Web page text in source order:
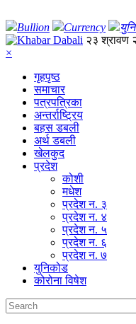
Bullion Currency
२३ श्रावण
×
गृहपृष्‍ठ
समाचार
पत्रपत्रिका
अन्तर्राष्ट्रिय
बहस डबली
अर्थ डबली
खेलकुद
प्रदेश
कोशी
मधेश
प्रदेश न. ३
प्रदेश न. ४
प्रदेश न. ५
प्रदेश न. ६
प्रदेश न. ७
युनिकोड
कोरोना विषेश